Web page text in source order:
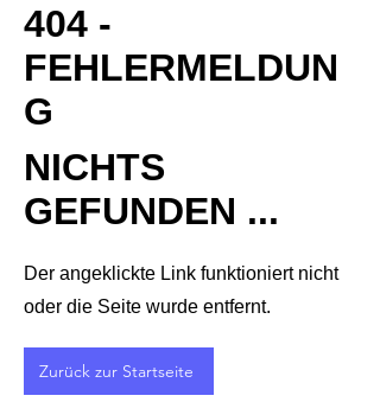
404 -
FEHLERMELDUN
G
NICHTS
GEFUNDEN ...
Der angeklickte Link funktioniert nicht
oder die Seite wurde entfernt.
Zurück zur Startseite